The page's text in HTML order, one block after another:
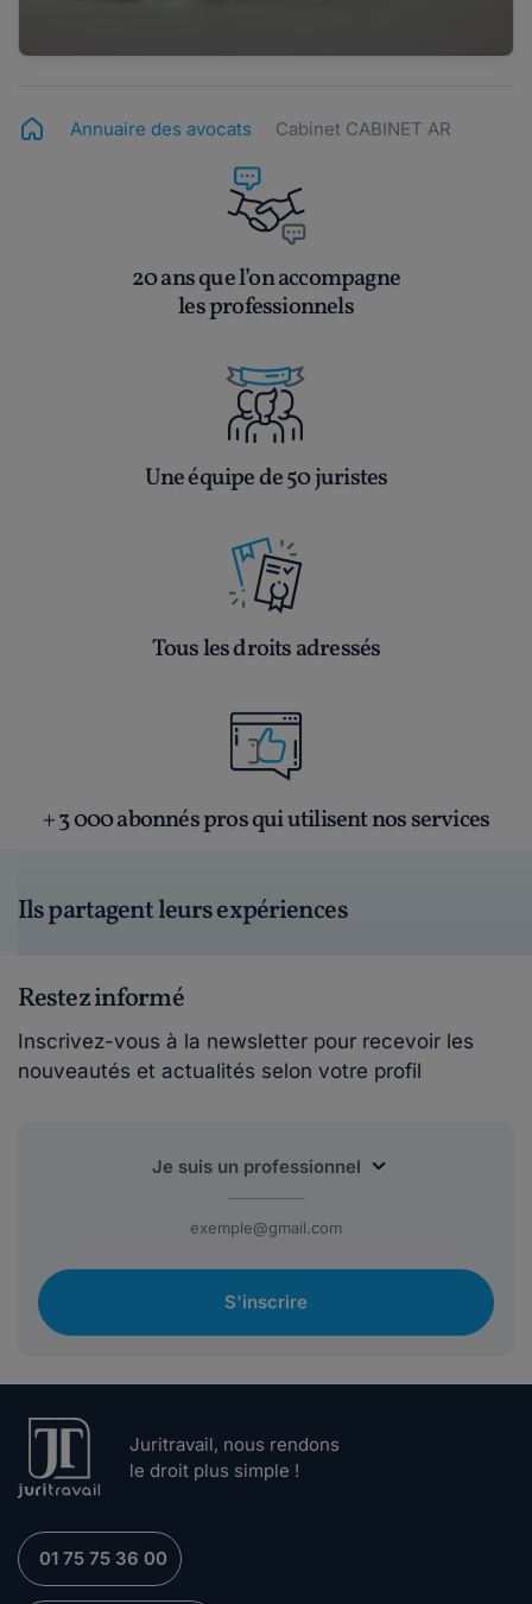
Annuaire des avocats Cabinet CABINET AR
20 ans que l’on accompagne
les professionnels
Une équipe de 50 juristes
Tous les droits adressés
+ 3 000 abonnés pros qui utilisent nos services
Ils partagent leurs expériences
Restez informé
Inscrivez-vous à la newsletter pour recevoir les
nouveautés et actualités selon votre profil
S'inscrire
Juritravail, nous rendons
le droit plus simple !
01 75 75 36 00